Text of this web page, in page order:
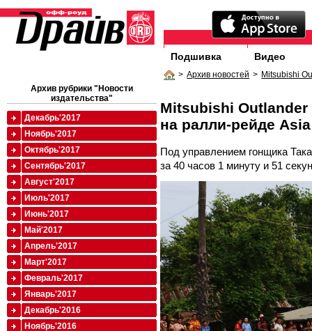
Подшивка Видео
> Архив новостей > Mitsubishi
Mitsubishi
на ралли-рейде
Под управлением гонщика
за 40 часов 1 минуту и 51
Архив рубрики "Новости
издательства"
Декабрь'2017
Ноябрь'2017
Октябрь'2017
Сентябрь'2017
Август'2017
Июль'2017
Июнь'2017
Май'2017
Апрель'2017
Март'2017
Февраль'2017
Январь'2017
Декабрь'2016
Ноябрь'2016